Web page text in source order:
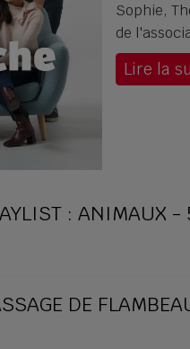
Sophie,
de
Lire la
: ANIMAUX -
DE